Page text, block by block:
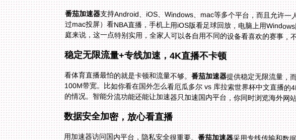
番茄加速器支持Android、iOS、Windows、mac等多个平台，而且允许
过mac投屏）看NBA直播，手机上用iOS版看足球回放，电脑上用
庭来说，这一点特别实用，全家人可以各自用不同的设备看喜欢的赛事，
稳定无限流量+专线加速，4K直播不卡顿
看体育直播最怕的就是卡顿和流量不够。番茄加速器提供稳定无限流量，
100M带宽。比如你看在国外怎么看厄
的情况。智能分流功能还能让加速器只加速国内平台，你同时浏览海外网
数据安全加密，放心看直播
用加速器访问国内平台，隐私安全很重要。番茄加速器